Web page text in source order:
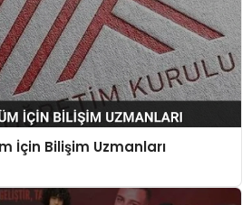
İçin Bilişim Uzmanları